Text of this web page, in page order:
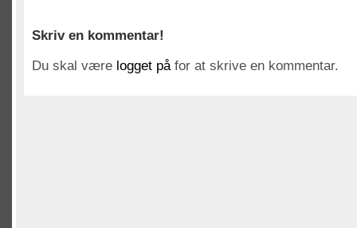
Skriv en kommentar!
Du skal være logget påfor at skrive en kommentar.